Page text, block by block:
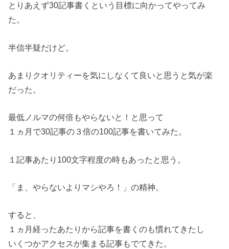
とりあえず30記事書くという目標に向かってやってみ
た。
半信半疑だけど。
あまりクオリティーを気にしなくて良いと思うと気が楽
だった。
最低ノルマの何倍もやらないと！と思って
１ヵ月で30記事の３倍の100記事を書いてみた。
１記事あたり100文字程度の時もあったと思う。
「ま、やらないよりマシやろ！」の精神。
すると、
１ヵ月経ったあたりから記事を書くのも慣れてきたし
いくつかアクセスが集まる記事もでてきた。